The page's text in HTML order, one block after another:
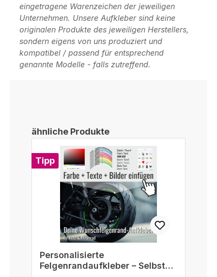
eingetragene Warenzeichen der jeweiligen
Unternehmen. Unsere Aufkleber sind keine
originalen Produkte des jeweiligen Herstellers,
sondern eigens von uns produziert und
kompatibel / passend für entsprechend
genannte Modelle - falls zutreffend.
Produktgalerie überspringen
ähnliche Produkte
Tipp
Personalisierte
Felgenrandaufkleber – Selbst